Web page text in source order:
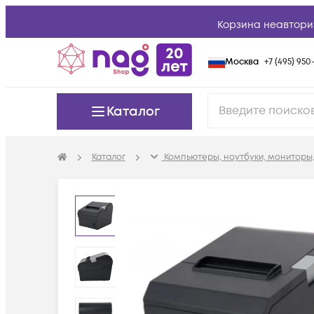
Корзина
Москва +7 (495) 950-
Каталог
Каталог Компьютеры, ноутбуки,